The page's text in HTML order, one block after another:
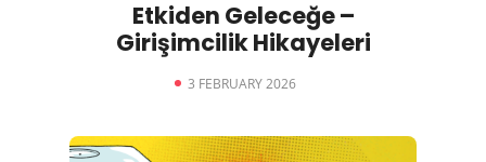
Etkiden Geleceğe –
Girişimcilik Hikayeleri
3 FEBRUARY 2026